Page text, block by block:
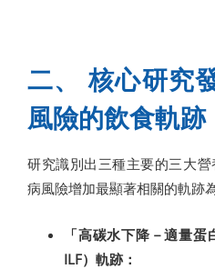
二、 核心研究
風險的飲食軌跡
研究識別出三種主要的三大
病風險增加最顯著相關的軌跡
「高碳水下降－適量
ILF）軌跡：